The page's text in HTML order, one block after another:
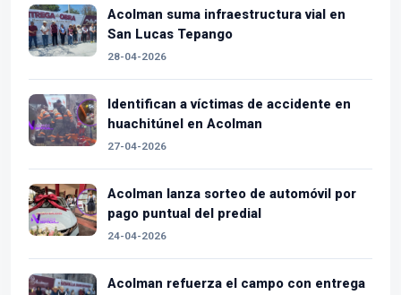
Acolman suma infraestructura vial en
San Lucas Tepango
28-04-2026
Identifican a víctimas de accidente en
huachitúnel en Acolman
27-04-2026
Acolman lanza sorteo de automóvil por
pago puntual del predial
24-04-2026
Acolman refuerza el campo con entrega